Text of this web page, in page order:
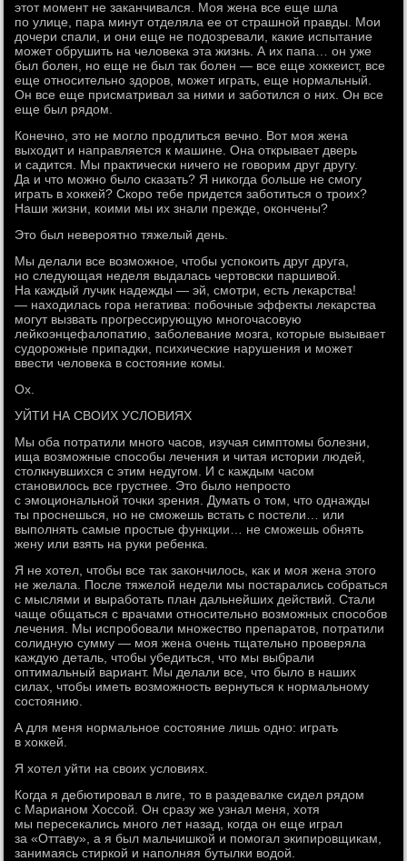
этот момент не заканчивался. Моя жена все еще шла
по улице, пара минут отделяла ее от страшной правды. Мои
дочери спали, и они еще не подозревали, какие испытание
может обрушить на человека эта жизнь. А их папа… он уже
был болен, но еще не был так болен — все еще хоккеист, все
еще относительно здоров, может играть, еще нормальный.
Он все еще присматривал за ними и заботился о них. Он все
еще был рядом.
Конечно, это не могло продлиться вечно. Вот моя жена
выходит и направляется к машине. Она открывает дверь
и садится. Мы практически ничего не говорим друг другу.
Да и что можно было сказать? Я никогда больше не смогу
играть в хоккей? Скоро тебе придется заботиться о троих?
Наши жизни, коими мы их знали прежде, окончены?
Это был невероятно тяжелый день.
Мы делали все возможное, чтобы успокоить друг друга,
но следующая неделя выдалась чертовски паршивой.
На каждый лучик надежды — эй, смотри, есть лекарства!
— находилась гора негатива: побочные эффекты лекарства
могут вызвать прогрессирующую многочасовую
лейкоэнцефалопатию, заболевание мозга, которые вызывает
судорожные припадки, психические нарушения и может
ввести человека в состояние комы.
Ох.
УЙТИ НА СВОИХ УСЛОВИЯХ
Мы оба потратили много часов, изучая симптомы болезни,
ища возможные способы лечения и читая истории людей,
столкнувшихся с этим недугом. И с каждым часом
становилось все грустнее. Это было непросто
с эмоциональной точки зрения. Думать о том, что однажды
ты проснешься, но не сможешь встать с постели… или
выполнять самые простые функции… не сможешь обнять
жену или взять на руки ребенка.
Я не хотел, чтобы все так закончилось, как и моя жена этого
не желала. После тяжелой недели мы постарались собраться
с мыслями и выработать план дальнейших действий. Стали
чаще общаться с врачами относительно возможных способов
лечения. Мы испробовали множество препаратов, потратили
солидную сумму — моя жена очень тщательно проверяла
каждую деталь, чтобы убедиться, что мы выбрали
оптимальный вариант. Мы делали все, что было в наших
силах, чтобы иметь возможность вернуться к нормальному
состоянию.
А для меня нормальное состояние лишь одно: играть
в хоккей.
Я хотел уйти на своих условиях.
Когда я дебютировал в лиге, то в раздевалке сидел рядом
с Марианом Хоссой. Он сразу же узнал меня, хотя
мы пересекались много лет назад, когда он еще играл
за «Оттаву», а я был мальчишкой и помогал экипировщикам,
занимаясь стиркой и наполняя бутылки водой.